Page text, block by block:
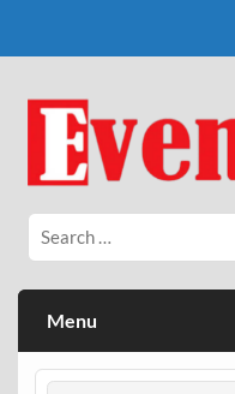
Eveniment
Menu